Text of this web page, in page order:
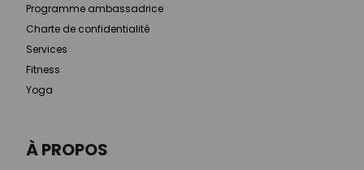
À PROPOS
Programme ambassadrice
Charte de confidentialité
Services
Fitness
Yoga